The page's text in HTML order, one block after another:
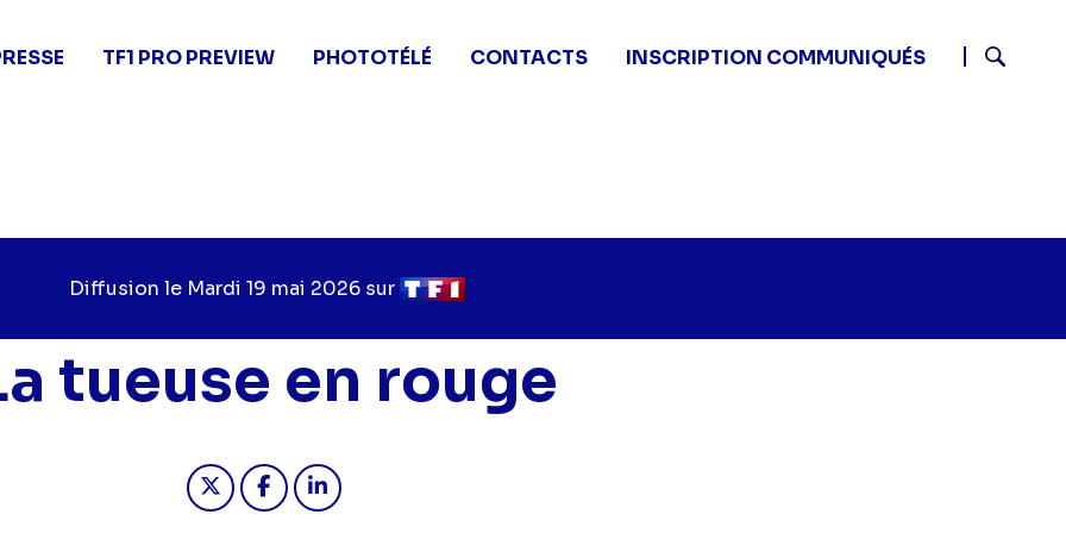
TF1 PRO PREVIEW PHOTOTÉLÉ CONTACTS
INSCRIPTION COMMUNIQUÉS
Diffusion le Jour
diffusion
Mardi 19 mai 2026surChaîne
diffusion
tueuse en rouge
Partager "2026-05-19 16:00 - La tueuse en rouge - " sur twitter
Partager "2026-05-19 16:00 - La tueuse en rouge - " sur facebook